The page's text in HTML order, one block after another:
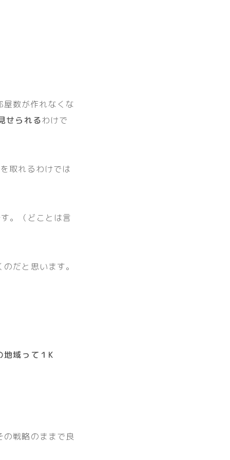
数が作れなくな
せられるわけで
取れるわけでは
。（どことは言
だと思います。
地域って１K
戦略のままで良